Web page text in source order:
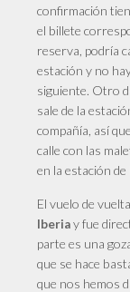
confirmación
el billete
reserva, podría
estación y no
siguiente. Otro
sale de la
compañía, así
calle con las
en la estación de
El vuelo de
Iberiay fue
parte es una
que se hace
que nos hemos